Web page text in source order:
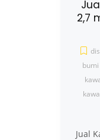
2,7
Jual